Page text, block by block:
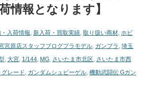
情報となります】
入荷情報 新入荷・買取実績 取り扱い商材 ホビ
宮原店スタッフブログプラモデル ガンプラ 埼玉
大宮 1/144 MG さいたま市北区 さいたま市西
レード ​ガンダムシュピーゲル 機動武闘伝 ​Gガン